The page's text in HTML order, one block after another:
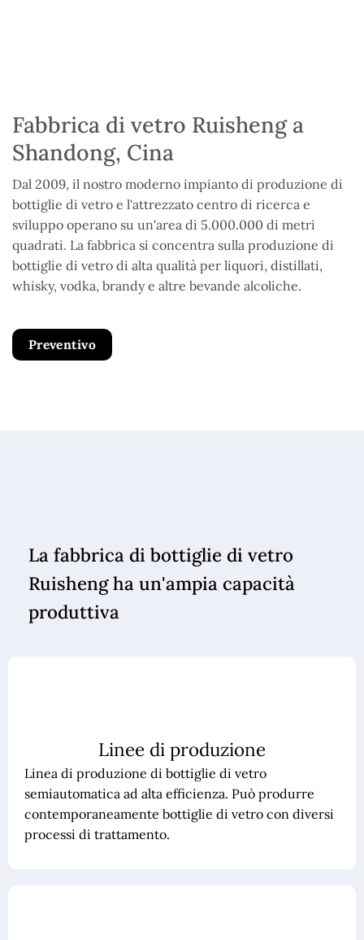
Fabbrica di vetro Ruisheng a
Shandong, Cina
Dal 2009, il nostro moderno impianto di produzione di
bottiglie di vetro e l'attrezzato centro di ricerca e
sviluppo operano su un'area di 5.000.000 di metri
quadrati. La fabbrica si concentra sulla produzione di
bottiglie di vetro di alta qualità per liquori, distillati,
whisky, vodka, brandy e altre bevande alcoliche.
Preventivo
La fabbrica di bottiglie di vetro
Ruisheng ha un'ampia capacità
produttiva
Linee di produzione
Linea di produzione di bottiglie di vetro
semiautomatica ad alta efficienza. Può produrre
contemporaneamente bottiglie di vetro con diversi
processi di trattamento.